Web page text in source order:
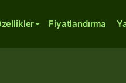
Fiyatlandırma